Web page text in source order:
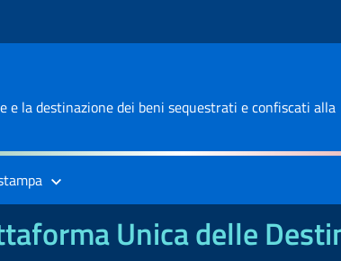
e la destinazione dei beni sequestrati e confiscati alla
Unica delle